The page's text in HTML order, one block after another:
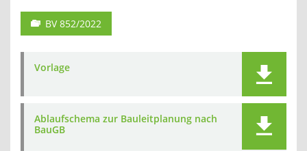
BV 852/2022
Vorlage
Ablaufschema zur Bauleitplanung nach
BauGB